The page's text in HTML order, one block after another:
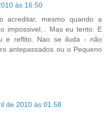
às 16:50
acreditar, mesmo quando a
impossivel... Mas eu tento. E
e reflito. Nao se iluda - não
antepassados ou o Pequeno
de 2010 às 01:58